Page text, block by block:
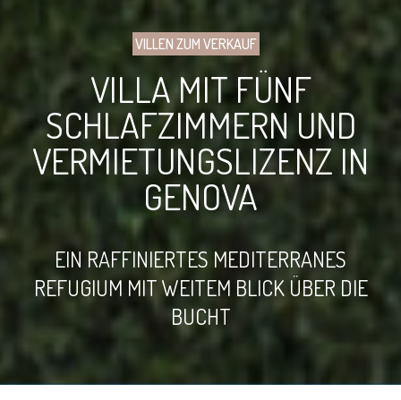
VILLEN ZUM VERKAUF
VILLA MIT FÜNF
SCHLAFZIMMERN UND
VERMIETUNGSLIZENZ IN
GENOVA
EIN RAFFINIERTES MEDITERRANES
REFUGIUM MIT WEITEM BLICK ÜBER DIE
BUCHT